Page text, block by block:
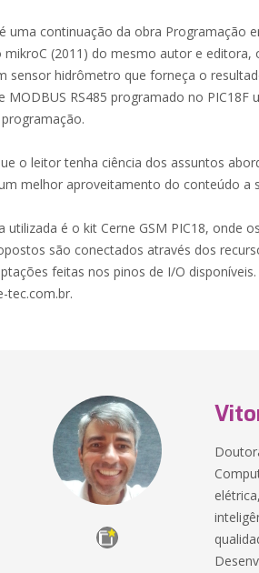
uma continuação da obra Programação
mikroC (2011) do mesmo autor e editora,
sensor hidrômetro que forneça o
MODBUS RS485 programado no PIC18F
o leitor tenha ciência dos assuntos
melhor aproveitamento do conteúdo a
utilizada é o kit Cerne GSM PIC18, onde
são conectados através dos
feitas nos pinos de I/O
tec.com.br.